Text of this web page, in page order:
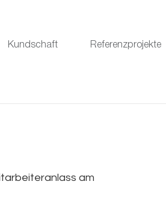
Kundschaft Referenzprojekte
am